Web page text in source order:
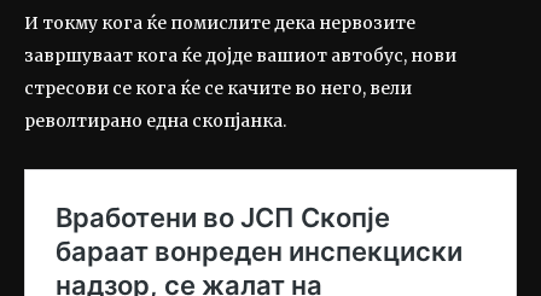
И токму кога ќе помислите дека нервозите
завршуваат кога ќе дојде вашиот автобус, нови
стресови се кога ќе се качите во него, вели
револтирано една скопјанка.